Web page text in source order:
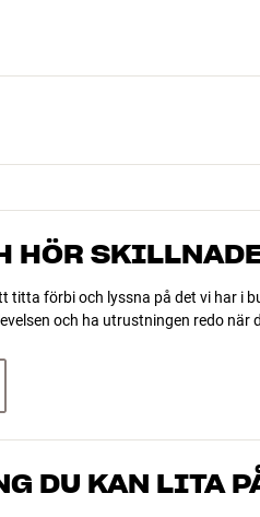
clic
HÖR
titta förbi och lyssna på det vi har i
och ha utrustningen redo när
DU KAN LITA